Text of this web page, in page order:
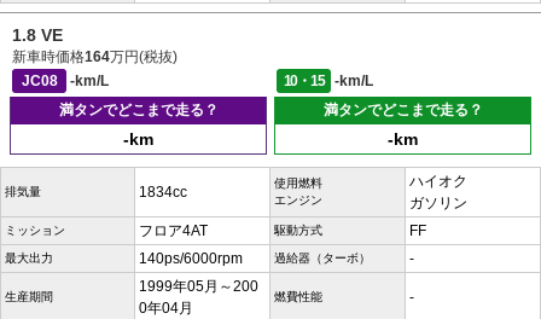
1.8 VE
新車時価格164万円(税抜)
JC08
-km/L 10・15
-km/L
満タンでどこまで走る？
-km
満タンでどこまで走る？
-km
排気量 1834cc
使用燃料
エンジン
ハイオク
ガソリン
ミッション フロア4AT 駆動方式 FF
最大出力 140ps/6000rpm 過給器（ターボ） -
生産期間
1999年05月～200
0年04月
燃費性能 -